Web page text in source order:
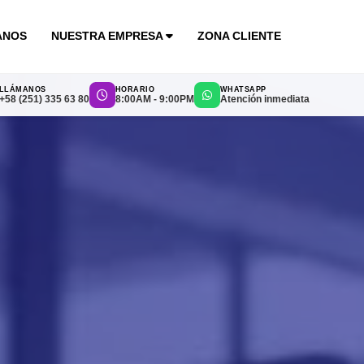
NUESTRA EMPRESA ZONA CLIENTE
(251) 335 63 80
HORARIO
8:00AM - 9:00PM
WHATSAPP
Atención inmediata